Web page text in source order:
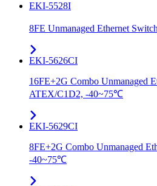
EKI-5528I
8FE Unmanaged Ethernet
EKI-5626CI
16FE+2G Combo Unmanaged
ATEX/C1D2, -40~75℃
EKI-5629CI
8FE+2G Combo Unmanaged
-40~75℃